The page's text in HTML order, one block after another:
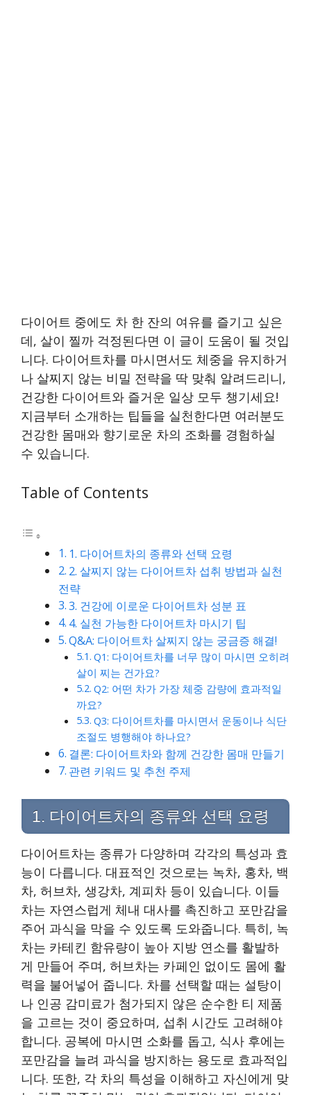
다이어트 중에도 차 한 잔의 여유를 즐기고 싶은
데, 살이 찔까 걱정된다면 이 글이 도움이 될 것입
니다. 다이어트차를 마시면서도 체중을 유지하거
나 살찌지 않는 비밀 전략을 딱 맞춰 알려드리니,
건강한 다이어트와 즐거운 일상 모두 챙기세요!
지금부터 소개하는 팁들을 실천한다면 여러분도
건강한 몸매와 향기로운 차의 조화를 경험하실
수 있습니다.
Table of Contents
1. 다이어트차의 종류와 선택 요령
2. 살찌지 않는 다이어트차 섭취 방법과 실천
전략
3. 건강에 이로운 다이어트차 성분 표
4. 실천 가능한 다이어트차 마시기 팁
Q&A: 다이어트차 살찌지 않는 궁금증 해결!
Q1: 다이어트차를 너무 많이 마시면 오히려
살이 찌는 건가요?
Q2: 어떤 차가 가장 체중 감량에 효과적일
까요?
Q3: 다이어트차를 마시면서 운동이나 식단
조절도 병행해야 하나요?
결론: 다이어트차와 함께 건강한 몸매 만들기
관련 키워드 및 추천 주제
1. 다이어트차의 종류와 선택 요령
다이어트차는 종류가 다양하며 각각의 특성과 효
능이 다릅니다. 대표적인 것으로는 녹차, 홍차, 백
차, 허브차, 생강차, 계피차 등이 있습니다. 이들
차는 자연스럽게 체내 대사를 촉진하고 포만감을
주어 과식을 막을 수 있도록 도와줍니다. 특히, 녹
차는 카테킨 함유량이 높아 지방 연소를 활발하
게 만들어 주며, 허브차는 카페인 없이도 몸에 활
력을 불어넣어 줍니다. 차를 선택할 때는 설탕이
나 인공 감미료가 첨가되지 않은 순수한 티 제품
을 고르는 것이 중요하며, 섭취 시간도 고려해야
합니다. 공복에 마시면 소화를 돕고, 식사 후에는
포만감을 늘려 과식을 방지하는 용도로 효과적입
니다. 또한, 각 차의 특성을 이해하고 자신에게 맞